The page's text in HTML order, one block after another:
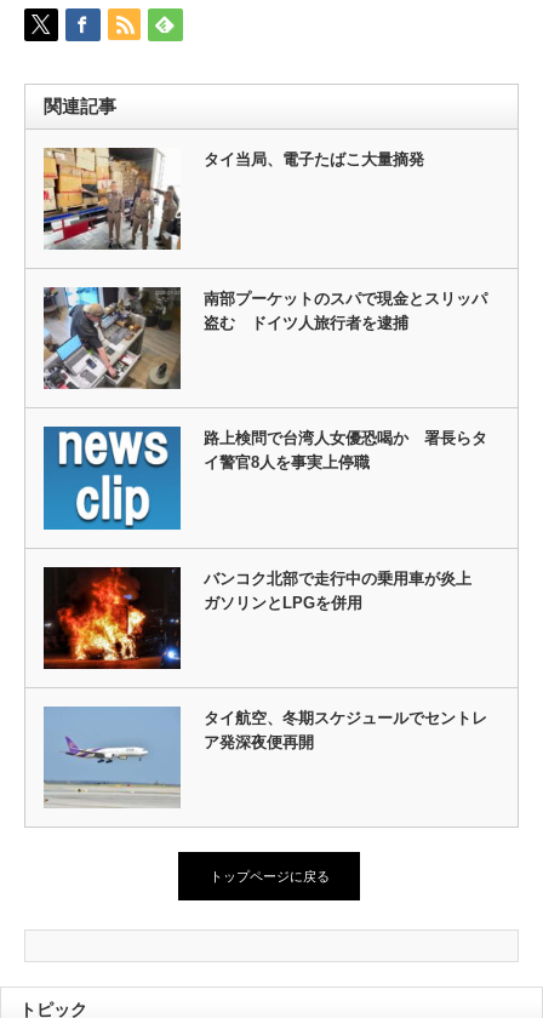
関連記事
タイ当局、電子たばこ大量摘発
南部プーケットのスパで現金とスリッパ
盗む ドイツ人旅行者を逮捕
路上検問で台湾人女優恐喝か 署長らタ
イ警官8人を事実上停職
バンコク北部で走行中の乗用車が炎上
ガソリンとLPGを併用
タイ航空、冬期スケジュールでセントレ
ア発深夜便再開
トップページに戻る
トピック